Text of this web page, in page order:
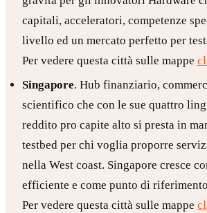
capitali, acceleratori, competenze
livello ed un mercato perfetto per
Per vedere questa città sulle mappe
Singapore. Hub finanziario,
scientifico che con le sue quattro
reddito pro capite alto si presta in
testbed per chi voglia proporre
nella West coast. Singapore cresce
efficiente e come punto di
Per vedere questa città sulle mappe